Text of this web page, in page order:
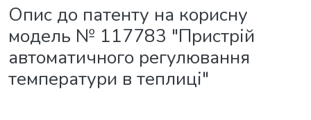
Опис до патенту на корисну
модель № 117783 "Пристрій
автоматичного регулювання
температури в теплиці"